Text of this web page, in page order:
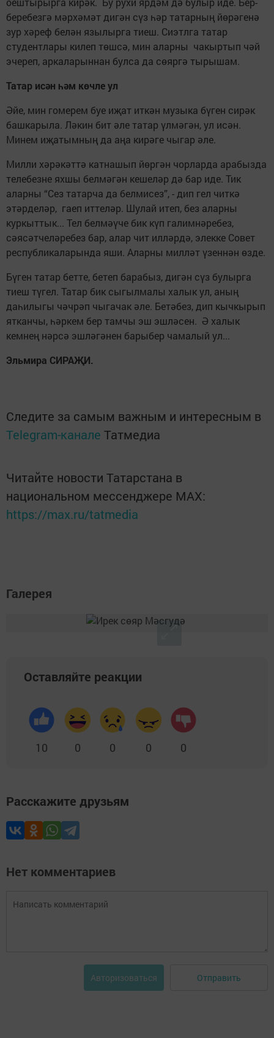
беребезгә мәрхәмәт дигән сүз һәр татарның йөрәгенә
зур хәреф белән язылырга тиеш. Сиэтлга татар
студентлары килеп төшсә, мин аларны чакыртып чәй
эчереп, аркаларыннан булса да сөяргә тырышам.
Татар исән һәм көчле ул
Әйе, мин гомерем буе иҗат иткән музыка бүген сирәк
башкарыла. Ләкин бит әле татар үлмәгән, ул исән.
Минем иҗатымның да аңа кирәге чыгар әле.
Милли хәрәкәттә катнашып йөргән чорларда арабызда
телебезне яхшы белмәгән кешеләр дә бар иде. Тик
аларны “Сез татарча да белмисез”, - дип гел читкә
этәрделәр, гаеп иттеләр. Шулай итеп, без аларны
куркыттык... Тел белмәүче бик күп галимнәребез,
сәясәтчеләребез бар, алар чит илләрдә, элекке Совет
республикаларында яши. Аларны милләт үзеннән өзде.
Бүген татар бетте, бетеп барабыз, дигән сүз булыр­га
тиеш түгел. Татар бик сыгылмалы халык ул, аның
даһилыгы чәчрәп чыгачак әле. Бетәбез, дип кычкырып
ятканчы, һәркем бер тамчы эш эшләсен. Ә халык
кемнең нәрсә эшләгәнен барыбер чамалый ул...
Эльмира СИРАҖИ.
Следите за самым важным и интересным в
Telegram-канале Татмедиа
Читайте новости Татарстана в
национальном мессенджере MАХ:
https://max.ru/tatmedia
Галерея
Оставляйте реакции
10 0 0 0 0
Расскажите друзьям
Нет комментариев
Авторизоваться Отправить